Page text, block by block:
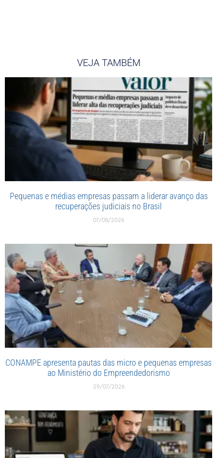
VEJA TAMBÉM
Pequenas e médias empresas passam a liderar avanço das
recuperações judiciais no Brasil
07/08/2026
CONAMPE apresenta pautas das micro e pequenas empresas
ao Ministério do Empreendedorismo
29/07/2026